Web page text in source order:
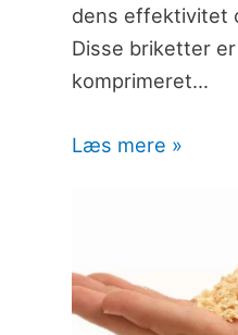
dens effektivitet
Disse briketter
komprimeret…
Læs mere »